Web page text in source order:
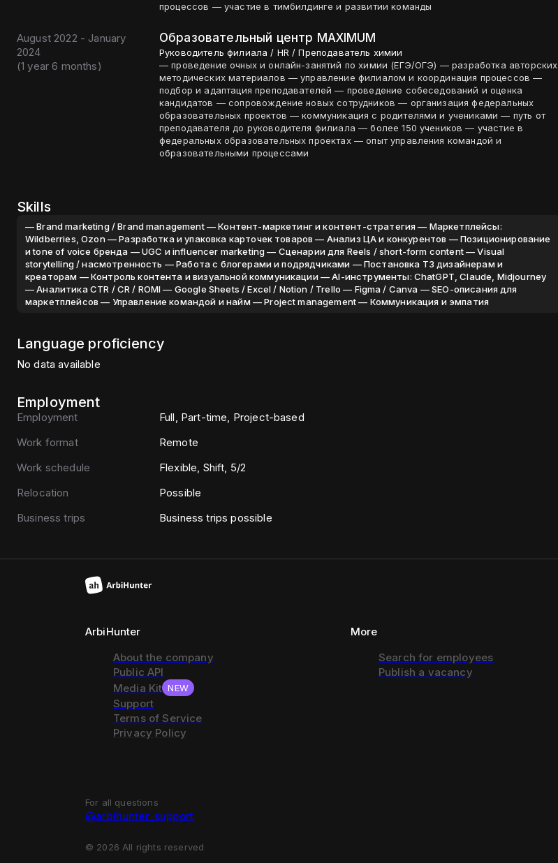
процессов — участие в тимбилдинге и развитии команды
August 2022 - January
2024
(1 year 6 months)
Образовательный центр MAXIMUM
Руководитель филиала / HR / Преподаватель химии
— проведение очных и онлайн-занятий по химии (ЕГЭ/ОГЭ) — разработка авторских
методических материалов — управление филиалом и координация процессов —
подбор и адаптация преподавателей — проведение собеседований и оценка
кандидатов — сопровождение новых сотрудников — организация федеральных
образовательных проектов — коммуникация с родителями и учениками — путь от
преподавателя до руководителя филиала — более 150 учеников — участие в
федеральных образовательных проектах — опыт управления командой и
образовательными процессами
Skills
— Brand marketing / Brand management — Контент-маркетинг и контент-стратегия — Маркетплейсы:
Wildberries, Ozon — Разработка и упаковка карточек товаров — Анализ ЦА и конкурентов — Позиционирование
и tone of voice бренда — UGC и influencer marketing — Сценарии для Reels / short-form content — Visual
storytelling / насмотренность — Работа с блогерами и подрядчиками — Постановка ТЗ дизайнерам и
креаторам — Контроль контента и визуальной коммуникации — AI-инструменты: ChatGPT, Claude, Midjourney
— Аналитика CTR / CR / ROMI — Google Sheets / Excel / Notion / Trello — Figma / Canva — SEO-описания для
маркетплейсов — Управление командой и найм — Project management — Коммуникация и эмпатия
Language proficiency
No data available
Employment
Employment
Full, Part-time, Project-based
Work format
Remote
Work schedule
Flexible, Shift, 5/2
Relocation
Possible
Business trips
Business trips possible
ArbiHunter
About the company
Public API
Media Kit NEW
Support
Terms of Service
Privacy Policy
More
Search for employees
Publish a vacancy
For all questions
@arbihunter_support
© 2026 All rights reserved